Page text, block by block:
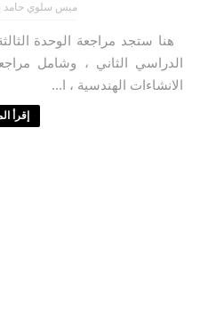
ميس سلوي حامد
هنا ستجد مراجعة الوحدة
الدراسي الثاني ، وشامل
الانشاءات الهندسية ، ا...
إقرأ